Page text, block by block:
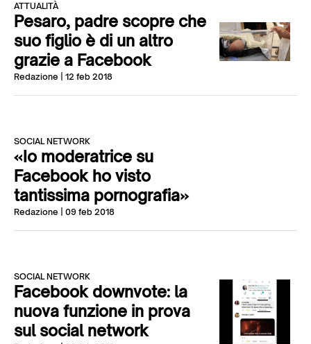
Chi siamo
Contatti
ATTUALITÀ
Pesaro, padre scopre che
suo figlio è di un altro
grazie a Facebook
Redazione | 12 feb 2018
SOCIAL NETWORK
«Io moderatrice su
Facebook ho visto
tantissima pornografia»
Redazione | 09 feb 2018
SOCIAL NETWORK
Facebook downvote: la
nuova funzione in prova
sul social network